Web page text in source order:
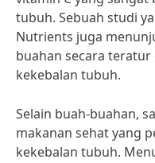
tubuh. Sebuah studi
Nutrients juga
buahan secara
kekebalan tubuh.
Selain buah-buahan,
makanan sehat yang
kekebalan tubuh.